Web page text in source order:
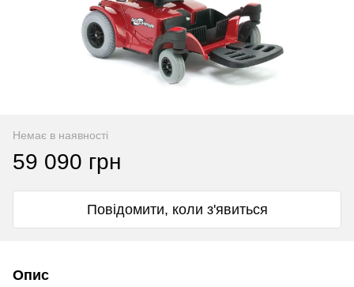
Немає в наявності
59 090 грн
Повідомити, коли з'явиться
Опис